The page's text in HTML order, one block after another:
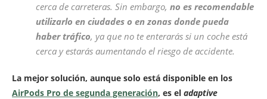
cerca de carreteras. Sin embargo, no es recomendable
utilizarlo en ciudades o en zonas donde pueda
haber tráfico, ya que no te enterarás si un coche está
cerca y estarás aumentando el riesgo de accidente.
La mejor solución, aunque solo está disponible en los
AirPods Pro de segunda generación, es el adaptive